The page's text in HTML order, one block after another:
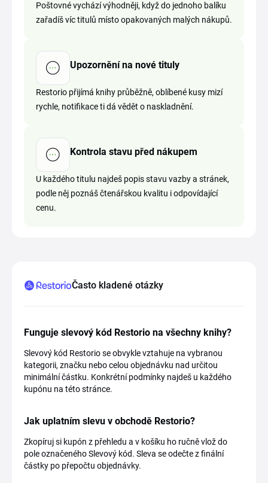
Poštovné vychází výhodněji, když do jednoho balíku
zařadíš víc titulů místo opakovaných malých nákupů.
Upozornění na nové tituly
Restorio přijímá knihy průběžně, oblíbené kusy mizí
rychle, notifikace ti dá vědět o naskladnění.
Kontrola stavu před nákupem
U každého titulu najdeš popis stavu vazby a stránek,
podle něj poznáš čtenářskou kvalitu i odpovídající
cenu.
Často kladené otázky
Funguje slevový kód Restorio na všechny knihy?
Slevový kód Restorio se obvykle vztahuje na vybranou
kategorii, značku nebo celou objednávku nad určitou
minimální částku. Konkrétní podmínky najdeš u každého
kupónu na této stránce.
Jak uplatním slevu v obchodě Restorio?
Zkopíruj si kupón z přehledu a v košíku ho ručně vlož do
pole označeného Slevový kód. Sleva se odečte z finální
částky po přepočtu objednávky.